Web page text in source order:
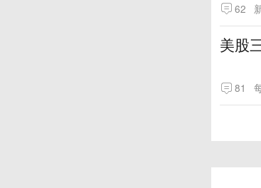
62
美股
81